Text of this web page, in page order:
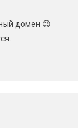
домен 😉